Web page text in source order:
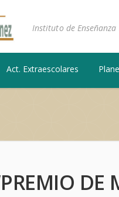
Instituto de
Act. Extraescolares
DE